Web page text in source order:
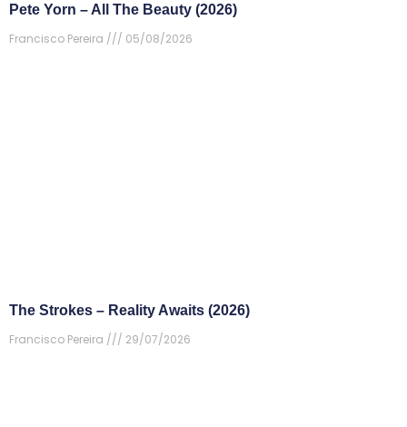
Pete Yorn – All The Beauty (2026)
Francisco Pereira
05/08/2026
The Strokes – Reality Awaits (2026)
Francisco Pereira
29/07/2026